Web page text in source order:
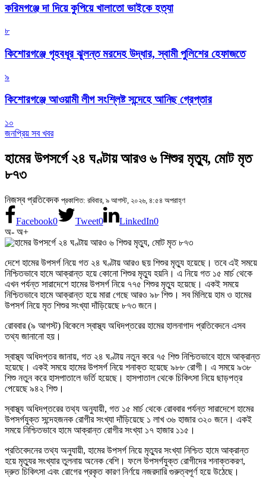
করিমগঞ্জে দা দিয়ে কুপিয়ে খালাতো ভাইকে হত্যা
৮
কিশোরগঞ্জে গৃহবধূর ঝুলন্ত মরদেহ উদ্ধার, স্বামী পুলিশের হেফাজতে
৯
কিশোরগঞ্জে আওয়ামী লীগ সংশ্লিষ্ট সন্দেহে আনিছ গ্রেপ্তার
১০
জনপ্রিয় সব খবর
হামের উপসর্গে ২৪ ঘণ্টায় আরও ৬ শিশুর মৃত্যু, মোট মৃত
৮৭৩
নিজস্ব প্রতিবেদক প্রকাশিত: রবিবার, ৯ আগস্ট, ২০২৬, ৪:৫৪ অপরাহ্ণ
Facebook0 Tweet0 LinkedIn0
অ- অ+
দেশে হামের উপসর্গ নিয়ে গত ২৪ ঘণ্টায় আরও ছয় শিশুর মৃত্যু হয়েছে। তবে এই সময়ে
নিশ্চিতভাবে হামে আক্রান্ত হয়ে কোনো শিশুর মৃত্যু হয়নি। এ নিয়ে গত ১৫ মার্চ থেকে
এখন পর্যন্ত সারাদেশে হামের উপসর্গ নিয়ে ৭৭৫ শিশুর মৃত্যু হয়েছে। একই সময়ে
নিশ্চিতভাবে হামে আক্রান্ত হয়ে মারা গেছে আরও ৯৮ শিশু। সব মিলিয়ে হাম ও হামের
উপসর্গ নিয়ে মৃত শিশুর সংখ্যা দাঁড়িয়েছে ৮৭৩ জনে।
রোববার (৯ আগস্ট) বিকেলে স্বাস্থ্য অধিদপ্তরের হামের হালনাগাদ প্রতিবেদনে এসব
তথ্য জানানো হয়।
স্বাস্থ্য অধিদপ্তর জানায়, গত ২৪ ঘণ্টায় নতুন করে ৭৫ শিশু নিশ্চিতভাবে হামে আক্রান্ত
হয়েছে। একই সময়ে হামের উপসর্গ নিয়ে শনাক্ত হয়েছে ৯৮৮ রোগী। এ সময়ে ৯৩৮
শিশু নতুন করে হাসপাতালে ভর্তি হয়েছে। হাসপাতাল থেকে চিকিৎসা নিয়ে ছাড়পত্র
পেয়েছে ৯৪২ শিশু।
স্বাস্থ্য অধিদপ্তরের তথ্য অনুযায়ী, গত ১৫ মার্চ থেকে রোববার পর্যন্ত সারাদেশে হামের
উপসর্গযুক্ত সন্দেহজনক রোগীর সংখ্যা দাঁড়িয়েছে ১ লাখ ৩৬ হাজার ৩২০ জনে। একই
সময়ে নিশ্চিতভাবে হামে আক্রান্ত রোগীর সংখ্যা ১৭ হাজার ১১৫।
প্রতিবেদনের তথ্য অনুযায়ী, হামের উপসর্গ নিয়ে মৃত্যুর সংখ্যা নিশ্চিত হামে আক্রান্ত
হয়ে মৃত্যুর সংখ্যার তুলনায় অনেক বেশি। ফলে উপসর্গযুক্ত রোগীদের শনাক্তকরণ,
দ্রুত চিকিৎসা এবং রোগের প্রকৃত কারণ নির্ণয়ে নজরদারি গুরুত্বপূর্ণ হয়ে উঠেছে।